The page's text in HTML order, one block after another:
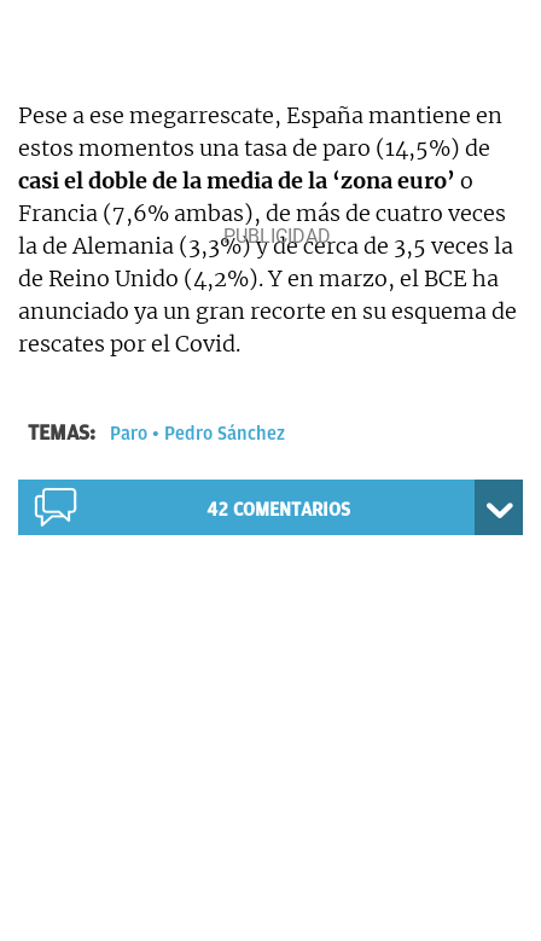
Pese a ese megarrescate, España mantiene en
estos momentos una tasa de paro (14,5%) de
casi el doble de la media de la ‘zona euro’ o
Francia (7,6% ambas), de más de cuatro veces
la de Alemania (3,3%) y de cerca de 3,5 veces la
de Reino Unido (4,2%). Y en marzo, el BCE ha
anunciado ya un gran recorte en su esquema de
rescates por el Covid.
TEMAS: Paro Pedro Sánchez
42 COMENTARIOS